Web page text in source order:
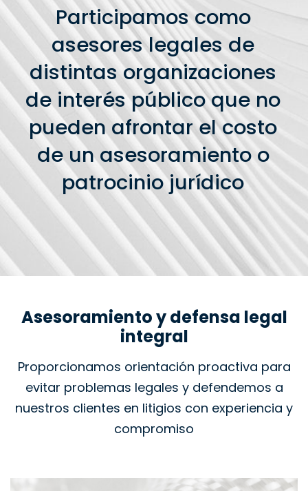
Participamos como
asesores legales de
distintas organizaciones
de interés público que no
pueden afrontar el costo
de un asesoramiento o
patrocinio jurídico
Asesoramiento y defensa legal
integral
Proporcionamos orientación proactiva para
evitar problemas legales y defendemos a
nuestros clientes en litigios con experiencia y
compromiso